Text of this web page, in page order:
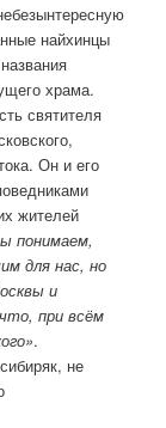
найхинцы
храма.
святителя
Он и его
жителей
понимаем,
для нас, но
и
при всём
.
не